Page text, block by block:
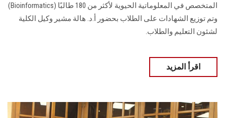
المتخصص في المعلوماتية الحيوية لأكثر من 180 طالبًا (Bioinformatics)
وتم توزيع الشهادات على الطلاب بحضور أ.د. هالة مشير وكيل الكلية
لشئون التعليم والطلاب.
اقرأ المزيد